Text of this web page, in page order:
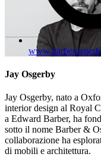
Jay Osgerby
Jay Osgerby, nato a
interior design al Royal
a Edward Barber, ha
sotto il nome Barber &
collaborazione ha
di mobili e architettura.